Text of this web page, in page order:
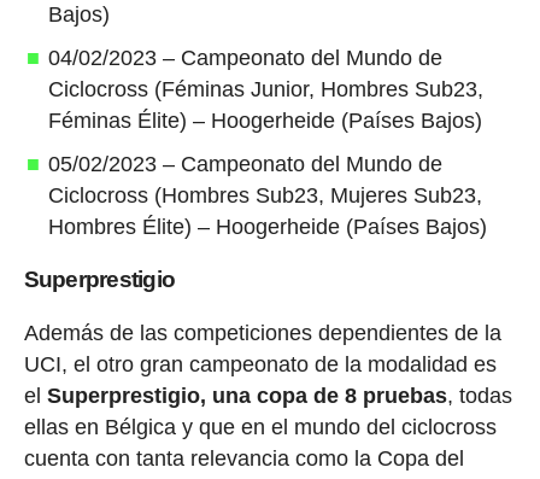
Bajos)
04/02/2023 – Campeonato del Mundo de
Ciclocross (Féminas Junior, Hombres Sub23,
Féminas Élite) – Hoogerheide (Países Bajos)
05/02/2023 – Campeonato del Mundo de
Ciclocross (Hombres Sub23, Mujeres Sub23,
Hombres Élite) – Hoogerheide (Países Bajos)
Superprestigio
Además de las competiciones dependientes de la
UCI, el otro gran campeonato de la modalidad es
el Superprestigio, una copa de 8 pruebas, todas
ellas en Bélgica y que en el mundo del ciclocross
cuenta con tanta relevancia como la Copa del